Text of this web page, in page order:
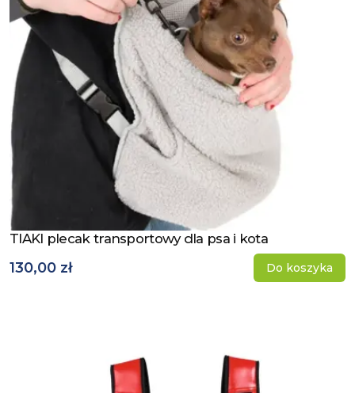
Zobacz produkt
TIAKI plecak transportowy dla psa i kota
130,00 zł Do koszyka